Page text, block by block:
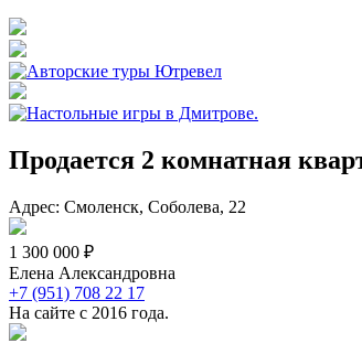
Продается 2 комнатная
Адрес: Смоленск, Соболева, 22
1 300 000 ₽
Елена Александровна
+7 (951) 708 22 17
На сайте с 2016 года.